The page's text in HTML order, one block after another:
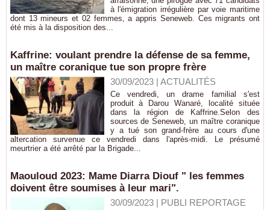
à l'émigration irrégulière par voie maritime
dont 13 mineurs et 02 femmes, a appris Seneweb. Ces migrants ont
été mis à la disposition des...
Kaffrine: voulant prendre la défense de sa femme,
un maître coranique tue son propre frère
30/09/2023| ACTUALITÉS
Ce vendredi, un drame familial s'est
produit à Darou Wanaré, localité située
dans la région de Kaffrine.Selon des
sources de Seneweb, un maître coranique
y a tué son grand-frère au cours d'une
altercation survenue ce vendredi dans l'après-midi. Le présumé
meurtrier a été arrêté par la Brigade...
Maouloud 2023: Mame Diarra Diouf " les femmes
doivent être soumises à leur mari".
30/09/2023| PUBLI REPORTAGE